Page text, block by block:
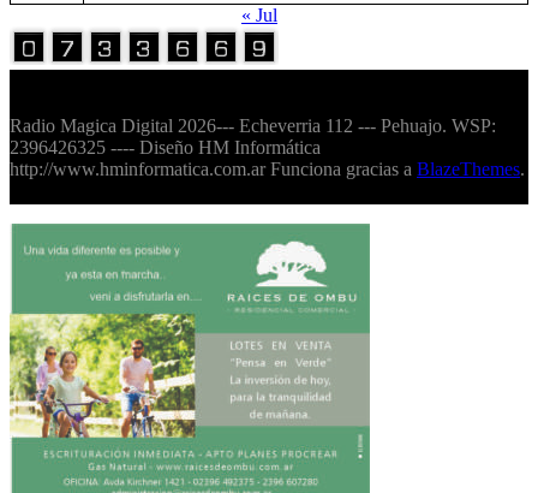
« Jul
Radio Magica Digital 2026--- Echeverria 112 --- Pehuajo. WSP:
2396426325 ---- Diseño HM Informática
http://www.hminformatica.com.ar Funciona gracias a BlazeThemes.